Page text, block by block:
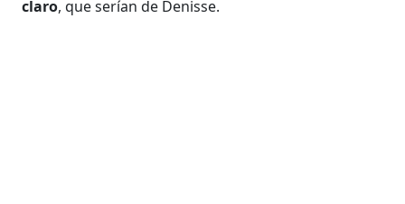
claro, que serían de Denisse.